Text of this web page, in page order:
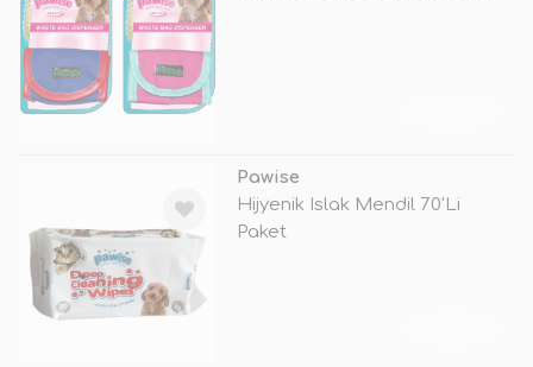
Pawise
Hijyenik Islak Mendil 70'Li
Paket